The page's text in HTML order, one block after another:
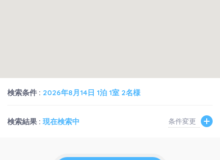
検索条件 : 2026年8月14日 1泊 1室 2名様
検索結果 : 現在検索中 条件変更